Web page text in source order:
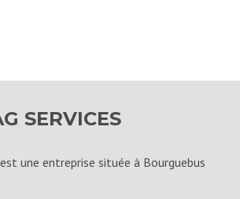
SERVICES
une entreprise située à Bourguebus